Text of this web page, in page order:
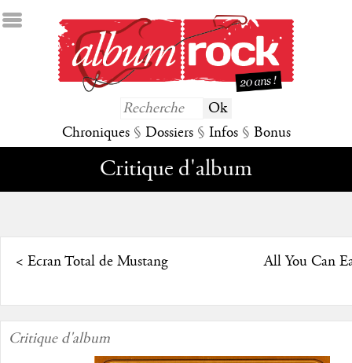
Chroniques § Dossiers § Infos § Bonus
Critique d'album
< Ecran Total de Mustang All You Can
Critique d'album